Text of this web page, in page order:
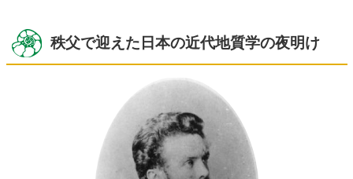
秩父で迎えた日本の近代地質学の夜明け